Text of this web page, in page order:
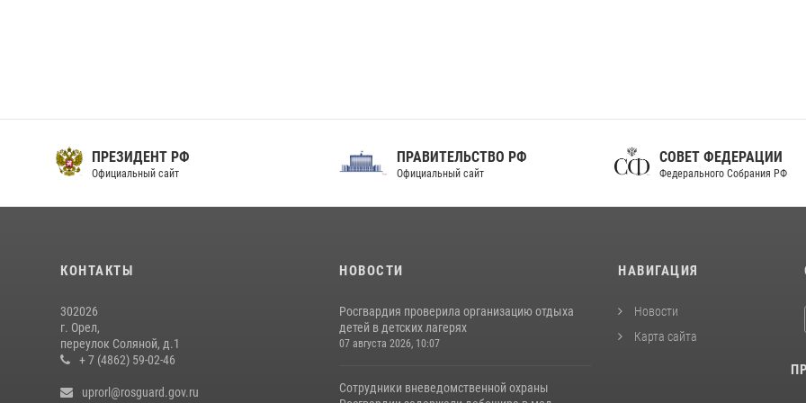
ПРЕЗИДЕНТ РФ
Официальный сайт
ПРАВИТЕЛЬСТВО РФ
Официальный сайт
СОВЕТ ФЕДЕРАЦИИ
Федерального Собрания РФ
КОНТАКТЫ
302026
г. Орел,
переулок Соляной, д.1
+ 7 (4862) 59-02-46
uprorl@rosguard.gov.ru
НОВОСТИ
Росгвардия проверила организацию отдыха
детей в детских лагерях
07 августа 2026, 10:07
Сотрудники вневедомственной охраны
НАВИГАЦИЯ
Новости
Карта сайта